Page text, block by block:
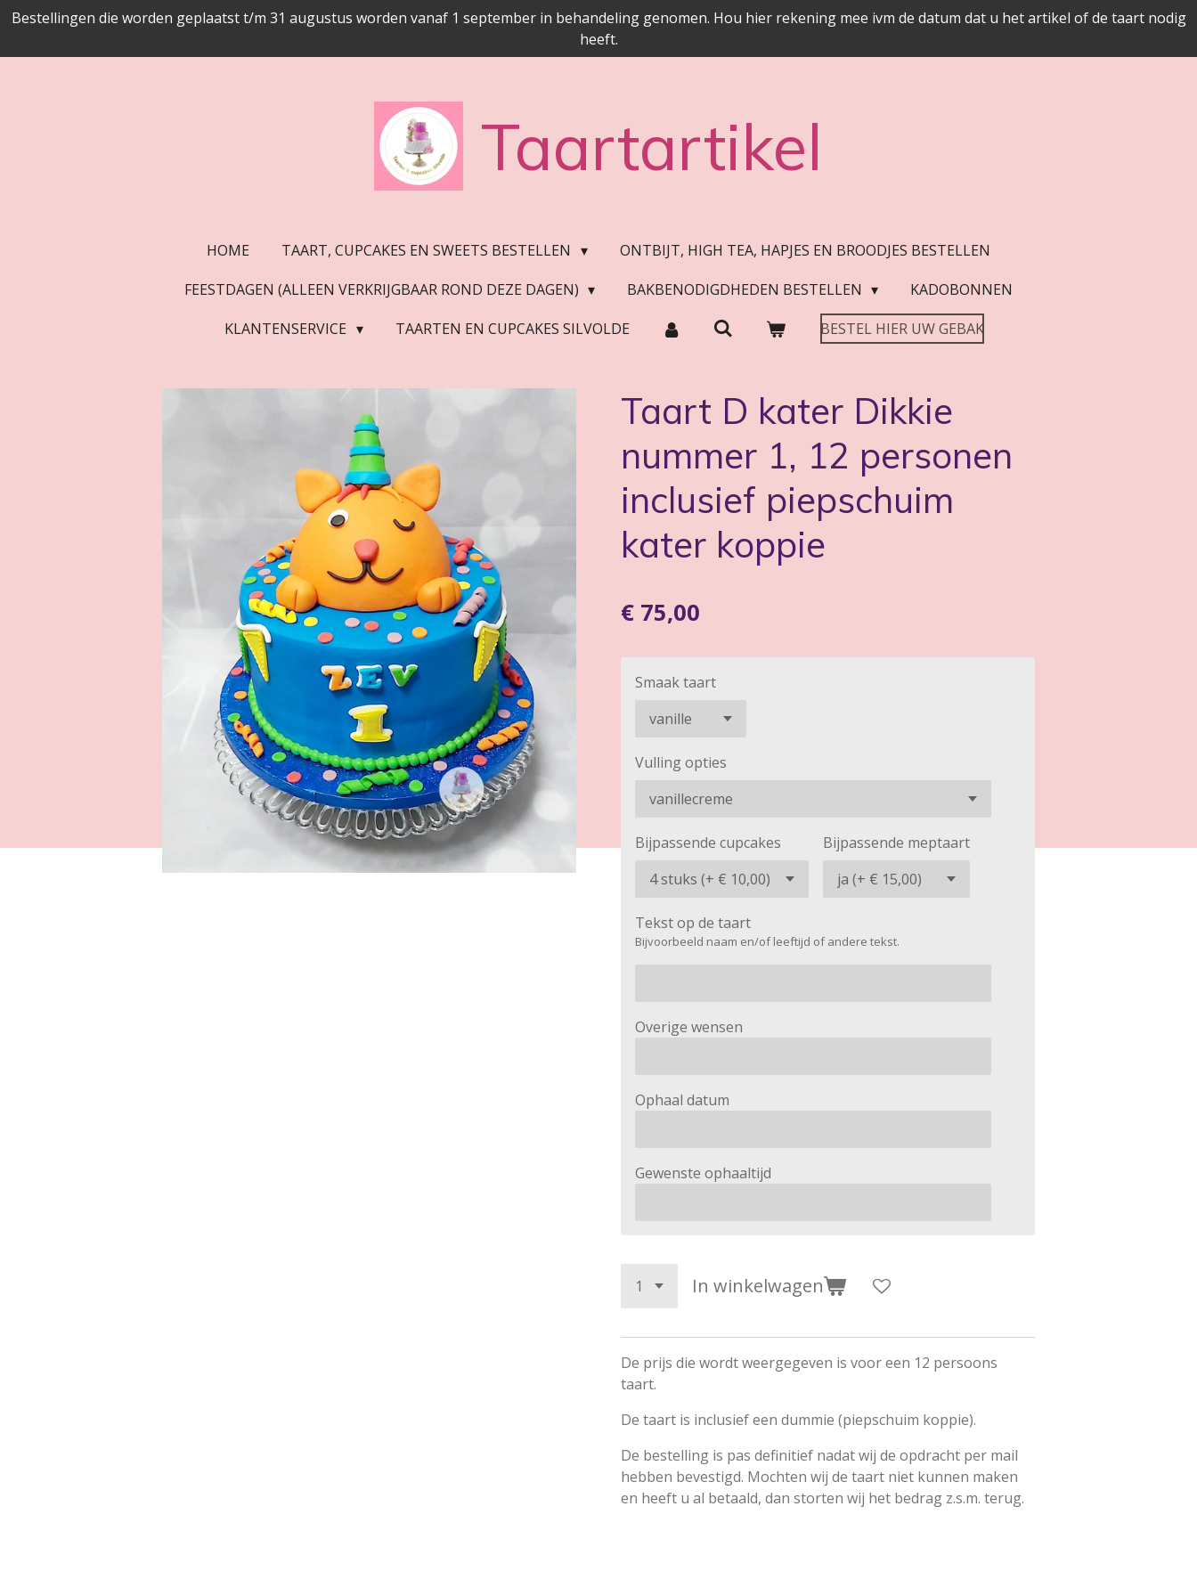
Ga
naar
Bestellingen die worden geplaatst t/m 31 augustus worden vanaf 1 september in behandeling genomen. Hou hier rekening mee ivm de datum dat u het artikel of de taart nodig
heeft.
Taartartikel
HOME TAART, CUPCAKES EN SWEETS BESTELLEN
ONTBIJT, HIGH TEA, HAPJES EN BROODJES BESTELLEN
FEESTDAGEN (ALLEEN VERKRIJGBAAR ROND DEZE DAGEN)
BAKBENODIGDHEDEN BESTELLEN
KADOBONNEN
KLANTENSERVICE
TAARTEN EN CUPCAKES SILVOLDE BESTEL HIER UW GEBAK
Taart D kater Dikkie
nummer 1, 12 personen
inclusief piepschuim
kater koppie
€ 75,00
Smaak taart
Vulling opties
Bijpassende cupcakes Bijpassende meptaart
Tekst op de taart
Bijvoorbeeld naam en/of leeftijd of andere tekst.
Overige wensen
Ophaal datum
Gewenste ophaaltijd
In winkelwagen
De prijs die wordt weergegeven is voor een 12 persoons
taart.
De taart is inclusief een dummie (piepschuim koppie).
De bestelling is pas definitief nadat wij de opdracht per mail
hebben bevestigd. Mochten wij de taart niet kunnen maken
en heeft u al betaald, dan storten wij het bedrag z.s.m. terug.